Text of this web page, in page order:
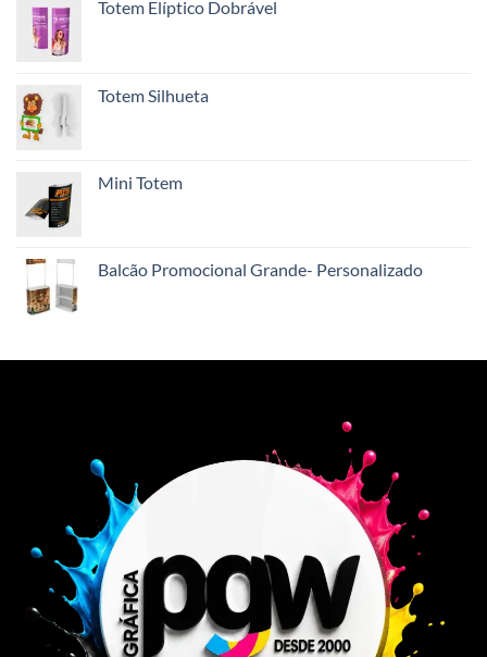
Totem Elíptico Dobrável
Totem Silhueta
Mini Totem
Balcão Promocional Grande- Personalizado